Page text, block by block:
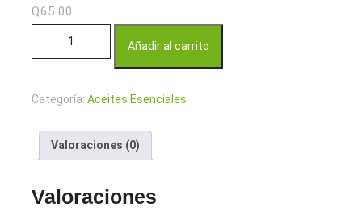
Q65.00
Añadir al carrito
Categoría: Aceites Esenciales
Valoraciones (0)
Valoraciones